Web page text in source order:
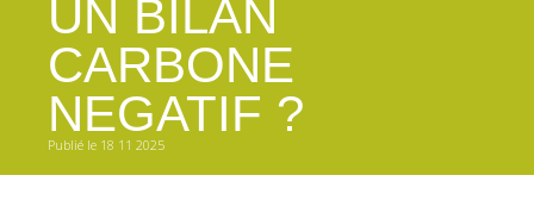
UN BILAN
CARBONE
NEGATIF ?
Publié le 18 11 2025